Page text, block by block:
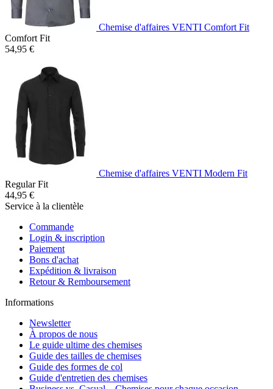
Chemise d'affaires VENTI Comfort Fit
Comfort Fit
54,95 €
Chemise d'affaires VENTI Modern Fit
Regular Fit
44,95 €
Service à la clientèle
Commande
Login & inscription
Paiement
Bons d'achat
Expédition & livraison
Retour & Remboursement
Informations
Newsletter
À propos de nous
Le guide ultime des chemises
Guide des tailles de chemises
Guide des formes de col
Guide d'entretien des chemises